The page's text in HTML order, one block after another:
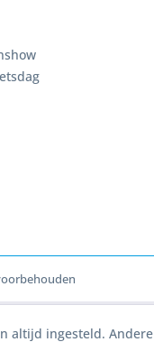
altijd ingesteld. Andere